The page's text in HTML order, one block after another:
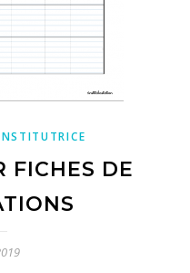
FICHES DE